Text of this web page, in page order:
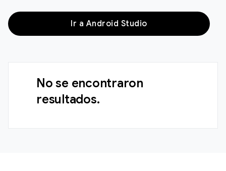
Ir a Android Studio
No se encontraron
resultados.